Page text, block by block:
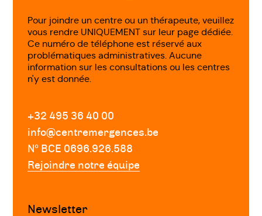
Pour joindre un centre ou un thérapeute, veuillez
vous rendre UNIQUEMENT sur leur page dédiée.
Ce numéro de téléphone est réservé aux
problématiques administratives. Aucune
information sur les consultations ou les centres
n'y est donnée.
+32 495 36 40 00
info@centremergences.be
Nº BCE 0696.926.588
Rejoindre notre équipe
Newsletter